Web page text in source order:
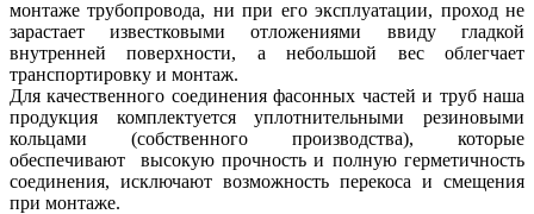
монтаже трубопровода, ни при его эксплуатации, проход не
зарастает известковыми отложениями ввиду гладкой
внутренней поверхности, а небольшой вес облегчает
транспортировку и монтаж.
Для качественного соединения фасонных частей и труб наша
продукция комплектуется уплотнительными резиновыми
кольцами (собственного производства), которые
обеспечивают высокую прочность и полную герметичность
соединения, исключают возможность перекоса и смещения
при монтаже.